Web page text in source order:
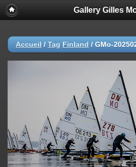
Gallery Gilles
Accueil / Tag Finland / GMo-